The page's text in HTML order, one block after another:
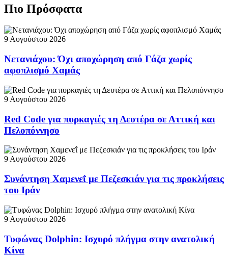
Πιο Πρόσφατα
9 Αυγούστου 2026
Νετανιάχου: Όχι αποχώρηση από Γάζα χωρίς
αφοπλισμό Χαμάς
9 Αυγούστου 2026
Red Code για πυρκαγιές τη Δευτέρα σε Αττική και
Πελοπόννησο
9 Αυγούστου 2026
Συνάντηση Χαμενεΐ με Πεζεσκιάν για τις προκλήσεις
του Ιράν
9 Αυγούστου 2026
Τυφώνας Dolphin: Ισχυρό πλήγμα στην ανατολική
Κίνα